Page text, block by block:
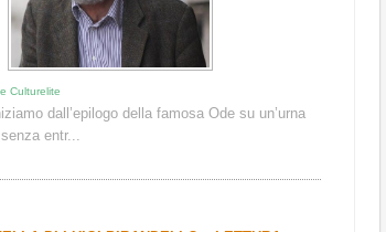
Culturelite
dall’epilogo della famosa Ode su un’urna
entr...